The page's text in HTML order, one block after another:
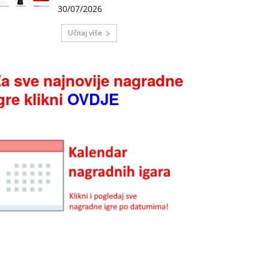
30/07/2026
Učitaj više
sve najnovije nagradne
klikni OVDJE